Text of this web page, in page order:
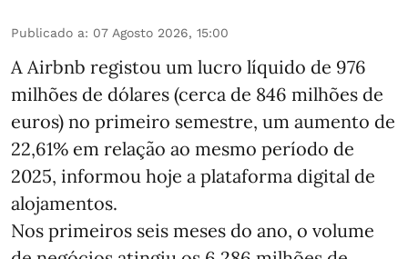
Publicado a: 07 Agosto 2026, 15:00
A Airbnb registou um lucro líquido de 976
milhões de dólares (cerca de 846 milhões de
euros) no primeiro semestre, um aumento de
22,61% em relação ao mesmo período de
2025, informou hoje a plataforma digital de
alojamentos.
Nos primeiros seis meses do ano, o volume